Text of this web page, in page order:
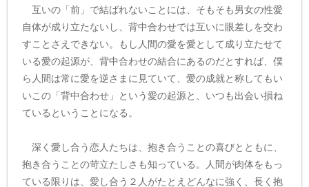
互いの「前」で結ばれないことには、そもそも男女の性愛
自体が成り立たないし、背中合わせでは互いに眼差しを交わ
すことさえできない。もし人間の愛を愛として成り立たせて
いる愛の起源が、背中合わせの結合にあるのだとすれば、僕
ら人間は常に愛を逆さまに見ていて、愛の成就と称してもい
いこの「背中合わせ」という愛の起源と、いつも出会い損ね
ているということになる。
深く愛し合う恋人たちは、抱き合うことの喜びとともに、
抱き合うことの苛立たしさも知っている。人間が肉体をもっ
ている限りは、愛し合う２人がたとえどんなに強く、長く抱